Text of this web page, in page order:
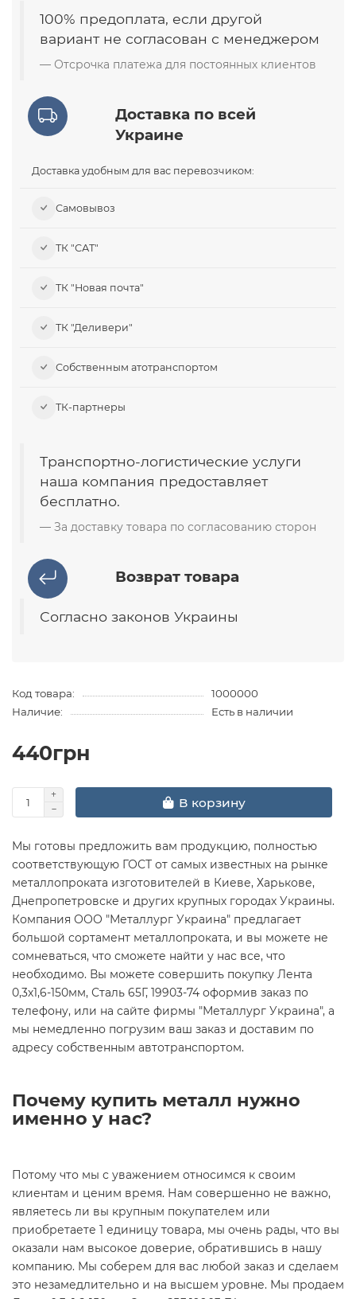
100% предоплата, если другой
вариант не согласован с менеджером
Отсрочка платежа для постоянных клиентов
Доставка по всей
Украине
Доставка удобным для вас перевозчиком:
Самовывоз​
ТК "САТ"
ТК "Новая почта"
ТК "Деливери"
Собственным атотранспортом
ТК-партнеры
Транспортно-логистические услуги
наша компания предоставляет
бесплатно.
За доставку товара по согласованию сторон
Возврат товара
Согласно законов Украины
Код товара:
1000000
Наличие:
Есть в наличии
440грн
В корзину
Мы готовы предложить вам продукцию, полностью
соответствующую ГОСТ от самых известных на рынке
металлопроката изготовителей в Киеве, Харькове,
Днепропетровске и других крупных городах Украины.
Компания ООО "Металлург Украина" предлагает
большой сортамент металлопроката, и вы можете не
сомневаться, что сможете найти у нас все, что
необходимо. Вы можете совершить покупку Лента
0,3х1,6-150мм, Сталь 65Г, 19903-74 оформив заказ по
телефону, или на сайте фирмы "Металлург Украина", а
мы немедленно погрузим ваш заказ и доставим по
адресу собственным автотранспортом.
Почему купить металл нужно
именно у нас?
Потому что мы с уважением относимся к своим
клиентам и ценим время. Нам совершенно не важно,
являетесь ли вы крупным покупателем или
приобретаете 1 единицу товара, мы очень рады, что вы
оказали нам высокое доверие, обратившись в нашу
компанию. Мы соберем для вас любой заказ и сделаем
это незамедлительно и на высшем уровне. Мы продаем